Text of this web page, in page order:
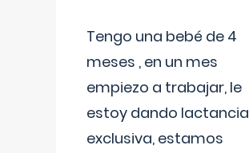
Tengo una bebé de 4
meses , en un mes
empiezo a trabajar, le
estoy dando lactancia
exclusiva, estamos